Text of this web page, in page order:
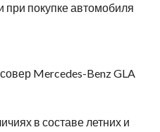
покупке автомобиля
Mercedes-Benz GLA
в составе летних и